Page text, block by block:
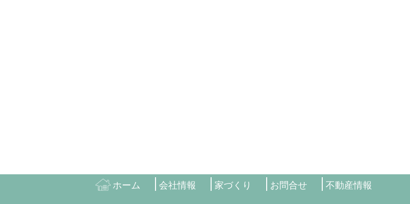
ホーム 会社情報 家づくり お問合せ 不動産情報